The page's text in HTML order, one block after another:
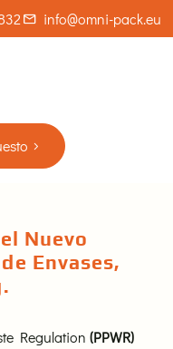
info@omni-pack.eu
Nuevo
Envases,
Regulation (PPWR)